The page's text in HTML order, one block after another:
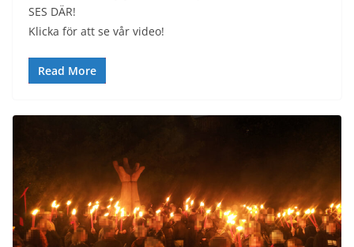
SES DÄR!
Klicka för att se vår video!
Read More